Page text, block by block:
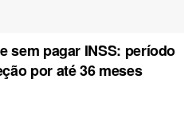
sem pagar INSS: período
por até 36 meses